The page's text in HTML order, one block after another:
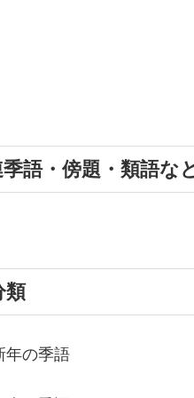
語・傍題・類語な
類
年の季語